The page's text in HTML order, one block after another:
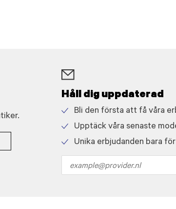
Håll dig uppdaterad
icon
Bli den första att få våra
icon
Upptäck våra senaste
Unika erbjudanden bara
address